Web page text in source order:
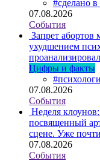
#сделано
07.08.2026
События
Запрет абортов
ухудшением
Цифры и факты
07.08.2026
События
Неделя
посвященный
сцене. Уже
07.08.2026
События